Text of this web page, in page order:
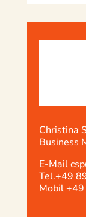
be
Christina
Business
E-Mail
Tel.+49
Mobil